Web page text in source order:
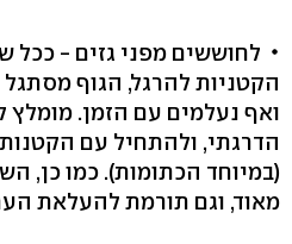
לחוששים מפני גזים - ככל
הקטניות להרגל, הגוף מסתגל
ואף נעלמים עם הזמן. מומלץ
הדרגתי, ולהתחיל עם
(במיוחד הכתומות). כמו כן,
מאוד, וגם תורמת להעלאת